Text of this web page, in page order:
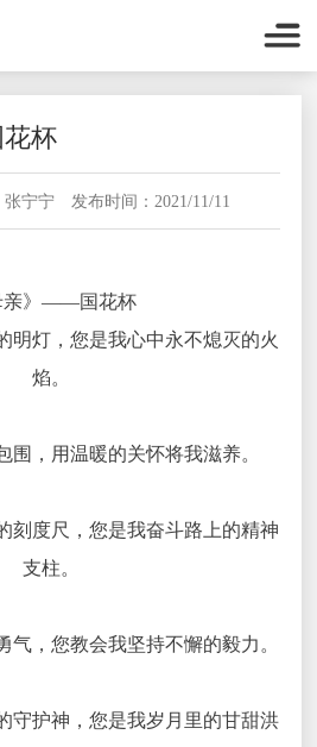
杯
宁宁 发布时间：2021/11/11
亲》——国花杯
明灯，您是我心中永不熄灭的火
焰。
围，用温暖的关怀将我滋养。
刻度尺，您是我奋斗路上的精神
支柱。
气，您教会我坚持不懈的毅力。
守护神，您是我岁月里的甘甜洪